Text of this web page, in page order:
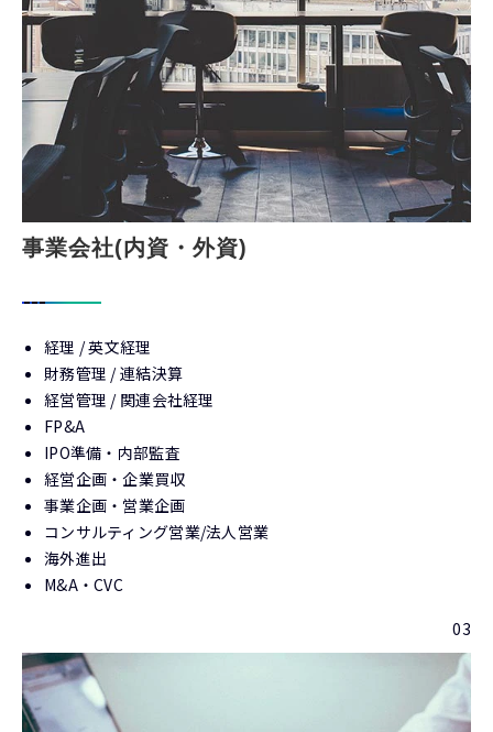
事業会社(内資・外資)
経理 / 英文経理
財務管理 / 連結決算
経営管理 / 関連会社経理
FP&A
IPO準備・内部監査
経営企画・企業買収
事業企画・営業企画
コンサルティング営業/法人営業
海外進出
M&A・CVC
03